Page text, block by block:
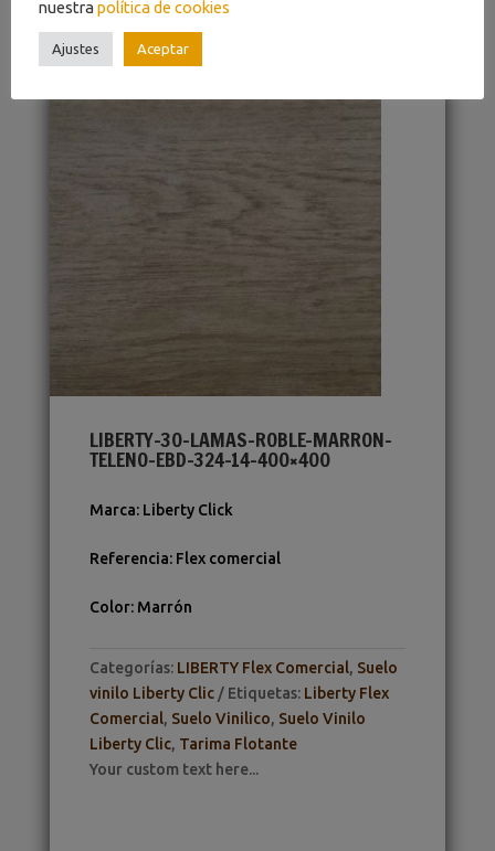
LIBERTY-30-LAMAS-ROBLE-MARRON-
TELENO-EBD-324-14-400×400
Marca: Liberty Click
Referencia: Flex comercial
Color: Marrón
Categorías: LIBERTY Flex Comercial, Suelo
vinilo Liberty Clic
Etiquetas: Liberty Flex
Comercial, Suelo Vinilico, Suelo Vinilo
Liberty Clic, Tarima Flotante
Your custom text here...
nuestra política de cookies
Ajustes Aceptar